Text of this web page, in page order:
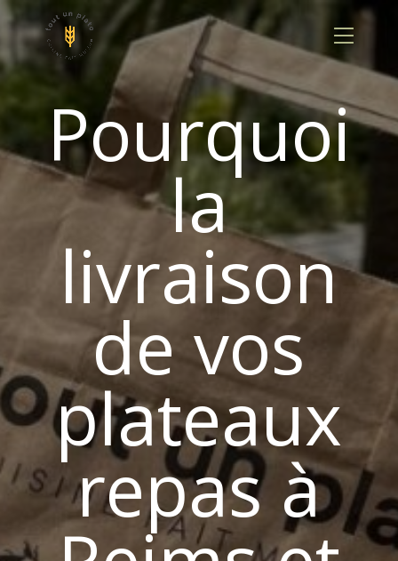
Pourquoi
la
livraison
de vos
plateaux
repas à
Panneau de gestion des cookies